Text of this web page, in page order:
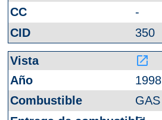
-
350
launch
1998
GAS